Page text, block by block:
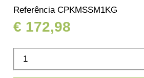
Referência CPKMSSM1KG
€ 172,98